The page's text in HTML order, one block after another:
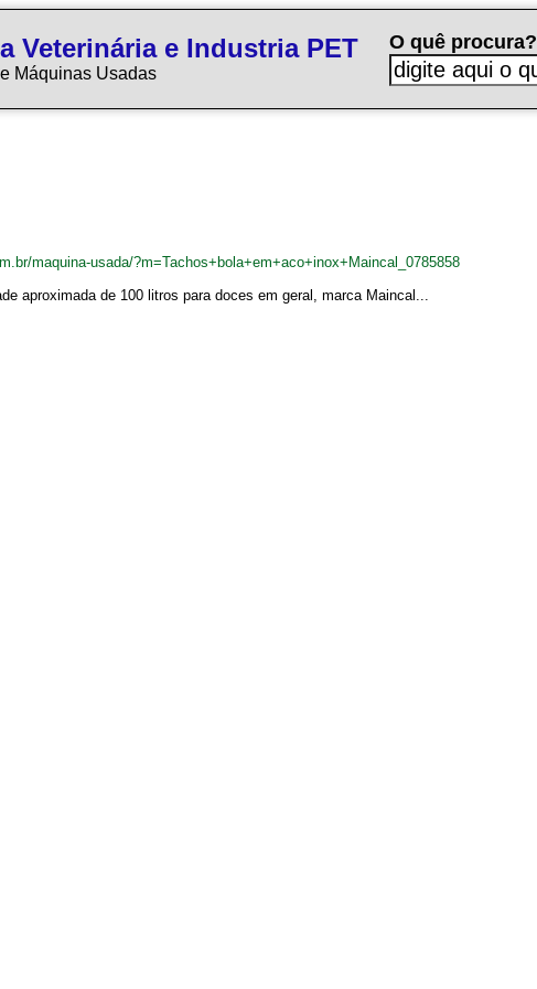
Veterinária e Industria PET
Máquinas Usadas
O quê procura?
maquina-usada/?m=Tachos+bola+em+aco+inox+Maincal_0785858
aproximada de 100 litros para doces em geral, marca Maincal...